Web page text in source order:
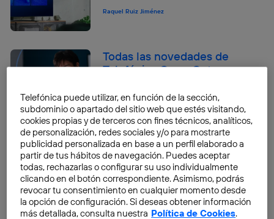
Raquel Ruiz Jiménez
Todas las novedades de
Telefónica Open Gateway en
Raquel Ruiz Jiménez
Open Gateway DevCon 2023:
descubre la participación de
Telefónica
Raquel Ruiz Jiménez
Telefónica puede utilizar, en función de la sección,
subdominio o apartado del sitio web que estés visitando,
cookies propias y de terceros con fines técnicos, analíticos,
de personalización, redes sociales y/o para mostrarte
publicidad personalizada en base a un perfil elaborado a
partir de tus hábitos de navegación. Puedes aceptar
todas, rechazarlas o configurar su uso individualmente
clicando en el botón correspondiente. Asimismo, podrás
revocar tu consentimiento en cualquier momento desde
la opción de configuración. Si deseas obtener información
más detallada, consulta nuestra Política de Cookies.